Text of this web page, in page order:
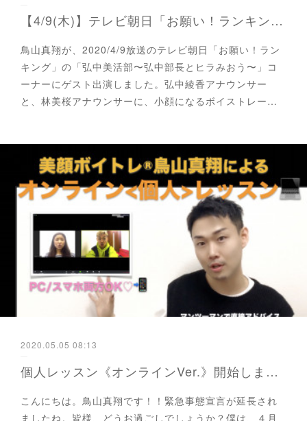
【4/9(木)】テレビ朝日「お願い！ランキング」に鳥山真翔ゲスト出演。
鳥山真翔が、2020/4/9放送のテレビ朝日「お願い！ラン
キング」の「弘中美活部〜弘中部長とヒラみおう〜」コ
ーナーにゲスト出演しました。弘中綾香アナウンサー
と、林美桜アナウンサーに、小顔になるボイストレー…
2020.05.05 08:13
個人レッスン《オンラインVer.》開始しました！！
こんにちは。鳥山真翔です！！緊急事態宣言が延長され
ましたね。皆様、どうお過ごしでしょうか？僕は、４月